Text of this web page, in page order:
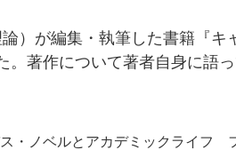
が編集・執筆した書籍『キ
著作について著者自身に語っ
ノベルとアカデミックライフ